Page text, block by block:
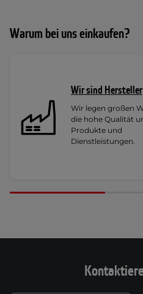
Warum bei uns einkaufen?
Wir sind Hersteller
Wir legen großen
die hohe Qualität
Produkte und
Dienstleistungen.